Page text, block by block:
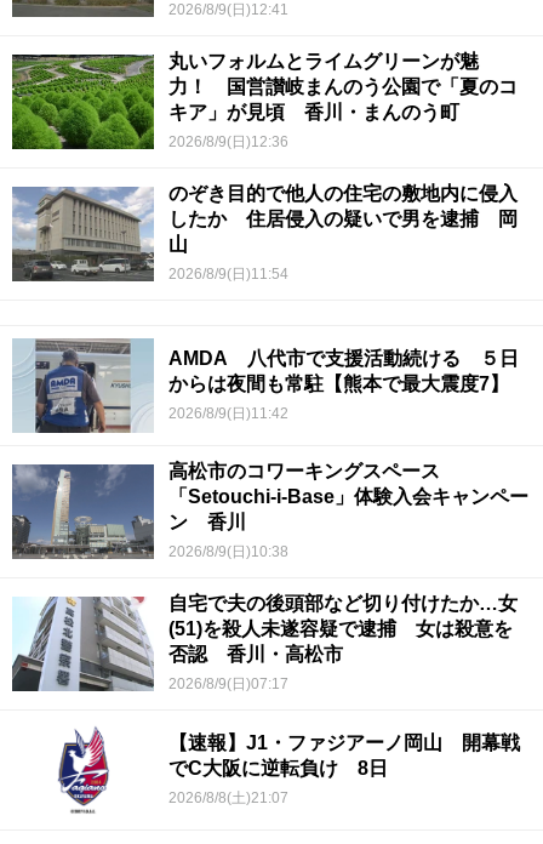
2026/8/9(日)12:41
丸いフォルムとライムグリーンが魅
力！ 国営讃岐まんのう公園で「夏のコ
キア」が見頃 香川・まんのう町
2026/8/9(日)12:36
のぞき目的で他人の住宅の敷地内に侵入
したか 住居侵入の疑いで男を逮捕 岡
山
2026/8/9(日)11:54
AMDA 八代市で支援活動続ける ５日
からは夜間も常駐【熊本で最大震度7】
2026/8/9(日)11:42
高松市のコワーキングスペース
「Setouchi-i-Base」体験入会キャンペー
ン 香川
2026/8/9(日)10:38
自宅で夫の後頭部など切り付けたか…女
(51)を殺人未遂容疑で逮捕 女は殺意を
否認 香川・高松市
2026/8/9(日)07:17
【速報】J1・ファジアーノ岡山 開幕戦
でC大阪に逆転負け 8日
2026/8/8(土)21:07